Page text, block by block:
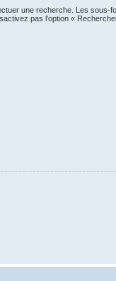
une recherche. Les sous-
pas l’option «